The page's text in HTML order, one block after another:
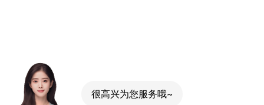
很高兴为您服务哦~